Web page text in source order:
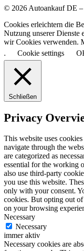
© 2026 Autoankauf DE –
Cookies erleichtern die
Nutzung unserer Dienste
wir Cookies verwenden.
.
Cookie settings
Schließen
Privacy
This website uses
navigate through the
are categorized as
essential for the working
also use third-party
you use this website.
only with your consent.
cookies. But opting out of
on your browsing
Necessary
Necessary
immer aktiv
Necessary cookies are